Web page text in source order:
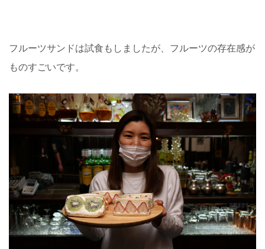
フルーツサンドは試食もしましたが、フルーツの存在感が
ものすごいです。